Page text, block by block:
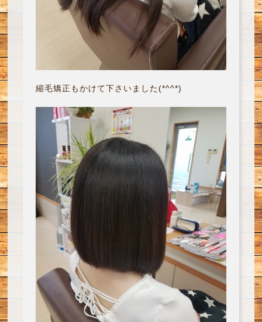
縮毛矯正もかけて下さいました(*^^*)